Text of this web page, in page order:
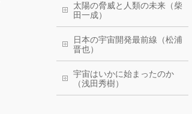
太陽の脅威と人類の未来（柴
田一成）
日本の宇宙開発最前線（松浦
晋也）
宇宙はいかに始まったのか
（浅田秀樹）